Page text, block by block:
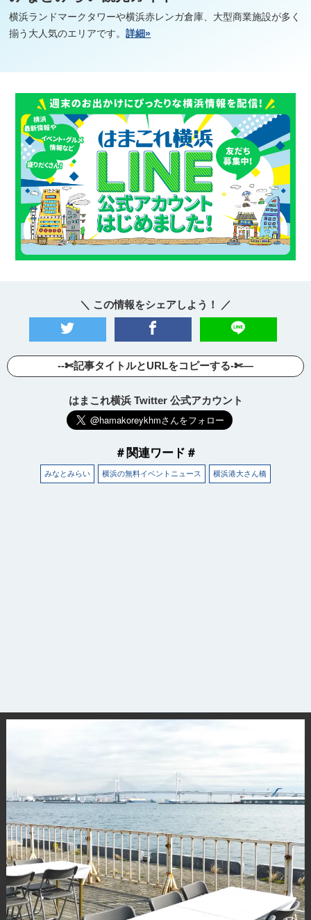
横浜ランドマークタワーや横浜赤レンガ倉庫、大型商業施設が多く
揃う大人気のエリアです。詳細»
＼ この情報をシェアしよう！ ／
--✄記事タイトルとURLをコピーする-✄—
はまこれ横浜 Twitter 公式アカウント
＃関連ワード＃
みなとみらい 横浜の無料イベントニュース 横浜港大さん橋